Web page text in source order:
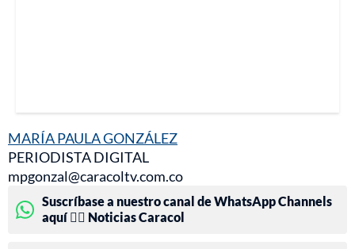
MARÍA PAULA GONZÁLEZ
PERIODISTA DIGITAL
mpgonzal@caracoltv.com.co
Suscríbase a nuestro canal de WhatsApp Channels
aquí 👉🏻 Noticias Caracol